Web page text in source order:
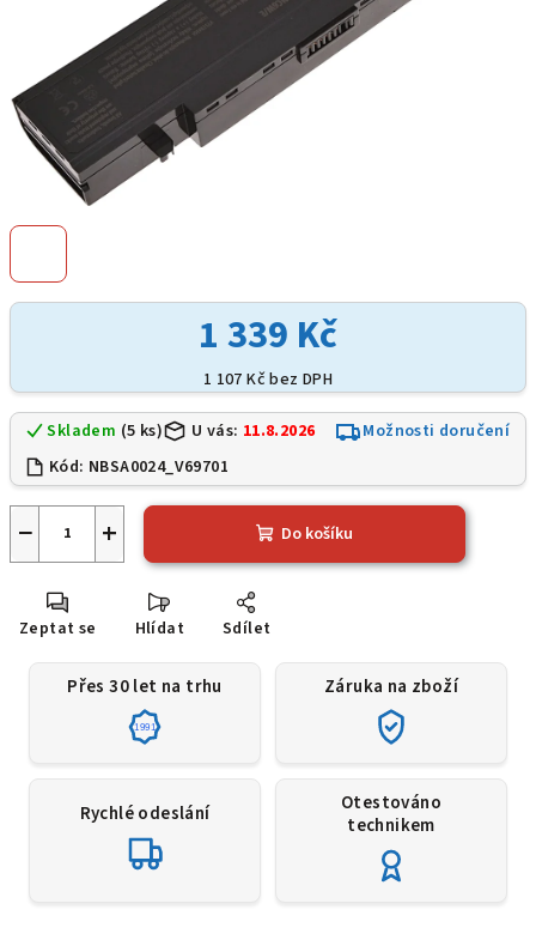
1 339 Kč
1 107 Kč bez DPH
Skladem (5 ks) U vás: 11.8.2026
Možnosti doručení
Kód: NBSA0024_V69701
+
− Do košíku
Zeptat se Hlídat Sdílet
Přes 30 let na trhu
1991
Záruka na zboží
Rychlé odeslání
Otestováno
technikem